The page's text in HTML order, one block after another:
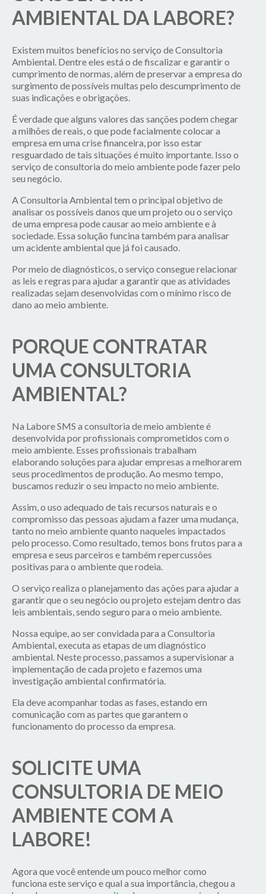
AMBIENTAL DA LABORE?
Existem muitos benefícios no serviço de Consultoria
Ambiental. Dentre eles está o de fiscalizar e garantir o
cumprimento de normas, além de preservar a empresa do
surgimento de possíveis multas pelo descumprimento de
suas indicações e obrigações.
É verdade que alguns valores das sanções podem chegar
a milhões de reais, o que pode facialmente colocar a
empresa em uma crise financeira, por isso estar
resguardado de tais situações é muito importante. Isso o
serviço de consultoria do meio ambiente pode fazer pelo
seu negócio.
A Consultoria Ambiental tem o principal objetivo de
analisar os possíveis danos que um projeto ou o serviço
de uma empresa pode causar ao meio ambiente e à
sociedade. Essa solução funcina também para analisar
um acidente ambiental que já foi causado.
Por meio de diagnósticos, o serviço consegue relacionar
as leis e regras para ajudar a garantir que as atividades
realizadas sejam desenvolvidas com o mínimo risco de
dano ao meio ambiente.
PORQUE CONTRATAR
UMA CONSULTORIA
AMBIENTAL?
Na Labore SMS a consultoria de meio ambiente é
desenvolvida por profissionais comprometidos com o
meio ambiente. Esses profissionais trabalham
elaborando soluções para ajudar empresas a melhorarem
seus procedimentos de produção. Ao mesmo tempo,
buscamos reduzir o seu impacto no meio ambiente.
Assim, o uso adequado de tais recursos naturais e o
compromisso das pessoas ajudam a fazer uma mudança,
tanto no meio ambiente quanto naqueles impactados
pelo processo. Como resultado, temos bons frutos para a
empresa e seus parceiros e também repercussões
positivas para o ambiente que rodeia.
O serviço realiza o planejamento das ações para ajudar a
garantir que o seu negócio ou projeto estejam dentro das
leis ambientais, sendo seguro para o meio ambiente.
Nossa equipe, ao ser convidada para a Consultoria
Ambiental, executa as etapas de um diagnóstico
ambiental. Neste processo, passamos a supervisionar a
implementação de cada projeto e fazemos uma
investigação ambiental confirmatória.
Ela deve acompanhar todas as fases, estando em
comunicação com as partes que garantem o
funcionamento do processo da empresa.
SOLICITE UMA
CONSULTORIA DE MEIO
AMBIENTE COM A
LABORE!
Agora que você entende um pouco melhor como
funciona este serviço e qual a sua importância, chegou a